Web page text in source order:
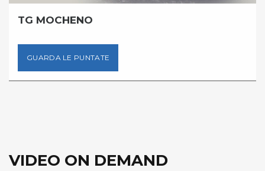
TG MOCHENO
GUARDA LE PUNTATE
VIDEO ON DEMAND